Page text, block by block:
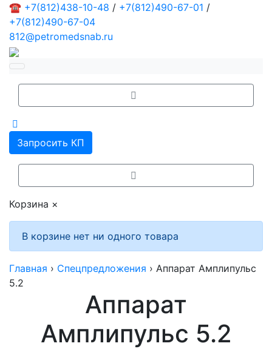
☎ +7(812)438-10-48 / +7(812)490-67-01 /
+7(812)490-67-04
812@petromedsnab.ru
Запросить КП
Корзина ×
В корзине нет ни одного товара
Главная › Спецпредложения › Аппарат Амплипульс
5.2
Аппарат
Амплипульс 5.2